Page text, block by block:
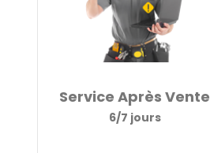
Service Après Vente
6/7 jours